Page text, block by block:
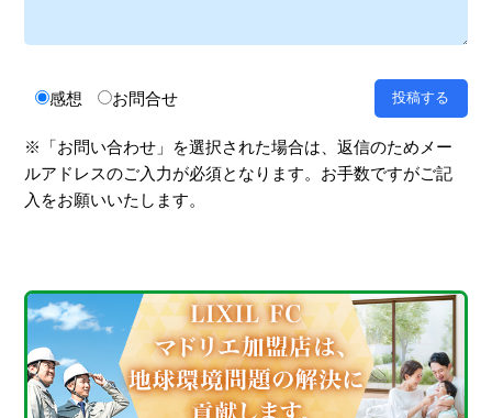
感想 お問合せ
※「お問い合わせ」を選択された場合は、返信のためメー
ルアドレスのご入力が必須となります。お手数ですがご記
入をお願いいたします。